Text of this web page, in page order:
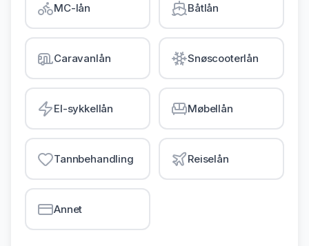
Gjeldsordning
Inkassohjelp
LÅN & KREDITT
Smålån
Lån uten sikkerhet
Kredittkort
Lån på dagen
MC-lån Båtlån
Caravanlån Snøscooterlån
El-sykkellån Møbellån
Tannbehandling Reiselån
Annet